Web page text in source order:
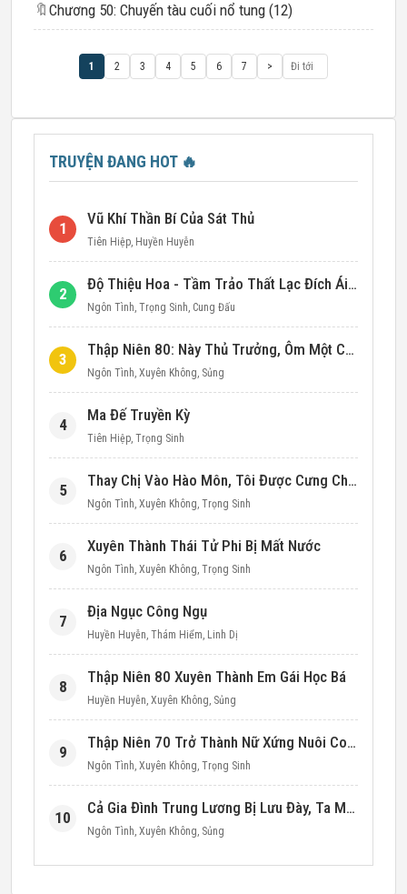
🔖 Chương 50: Chuyến tàu cuối nổ tung (12)
1 2 3 4 5 6 7 >
TRUYỆN ĐANG HOT 🔥
1
Vũ Khí Thần Bí Của Sát Thủ
Tiên Hiệp, Huyền Huyễn
2
Độ Thiệu Hoa - Tầm Trảo Thất Lạc Đích Ái Tình
Ngôn Tình, Trọng Sinh, Cung Đấu
3
Thập Niên 80: Này Thủ Trưởng, Ôm Một Cái Đi!
Ngôn Tình, Xuyên Không, Sủng
4
Ma Đế Truyền Kỳ
Tiên Hiệp, Trọng Sinh
5
Thay Chị Vào Hào Môn, Tôi Được Cưng Chiều Hết Mực (Thập Niên 90)
Ngôn Tình, Xuyên Không, Trọng Sinh
6
Xuyên Thành Thái Tử Phi Bị Mất Nước
Ngôn Tình, Xuyên Không, Trọng Sinh
7
Địa Ngục Công Ngụ
Huyền Huyễn, Thám Hiểm, Linh Dị
8
Thập Niên 80 Xuyên Thành Em Gái Học Bá
Huyền Huyễn, Xuyên Không, Sủng
9
Thập Niên 70 Trở Thành Nữ Xứng Nuôi Con Làm Giàu
Ngôn Tình, Xuyên Không, Trọng Sinh
10
Cả Gia Đình Trung Lương Bị Lưu Đày, Ta Mang Không Gian Cứu Cả Nhà
Ngôn Tình, Xuyên Không, Sủng